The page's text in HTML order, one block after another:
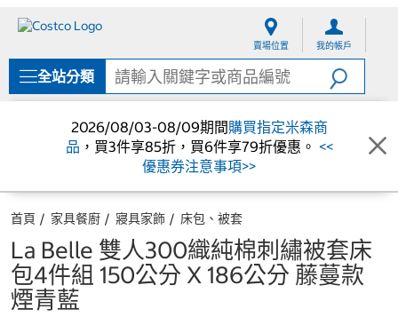
單
賣場位置 我的帳戶
全站分類
2026/08/03-08/09期間購買指定米森商
品 ，買3件享85折，買6件享79折優惠。 <<
優惠券注意事項>>
首頁 家具餐廚 寢具家飾 床包、被套
La Belle 雙人300織純棉刺繡被套床
包4件組 150公分 X 186公分 藤蔓款
煙青藍